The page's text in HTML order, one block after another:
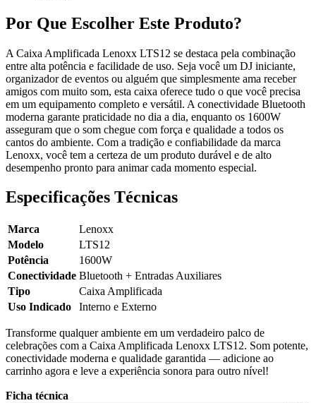
Por Que Escolher Este Produto?
A Caixa Amplificada Lenoxx LTS12 se destaca pela combinação
entre alta potência e facilidade de uso. Seja você um DJ iniciante,
organizador de eventos ou alguém que simplesmente ama receber
amigos com muito som, esta caixa oferece tudo o que você precisa
em um equipamento completo e versátil. A conectividade Bluetooth
moderna garante praticidade no dia a dia, enquanto os 1600W
asseguram que o som chegue com força e qualidade a todos os
cantos do ambiente. Com a tradição e confiabilidade da marca
Lenoxx, você tem a certeza de um produto durável e de alto
desempenho pronto para animar cada momento especial.
Especificações Técnicas
Marca
Lenoxx
Modelo
LTS12
Potência
1600W
Conectividade Bluetooth + Entradas Auxiliares
Tipo
Caixa Amplificada
Uso Indicado
Interno e Externo
Transforme qualquer ambiente em um verdadeiro palco de
celebrações com a Caixa Amplificada Lenoxx LTS12. Som potente,
conectividade moderna e qualidade garantida — adicione ao
carrinho agora e leve a experiência sonora para outro nível!
Ficha técnica